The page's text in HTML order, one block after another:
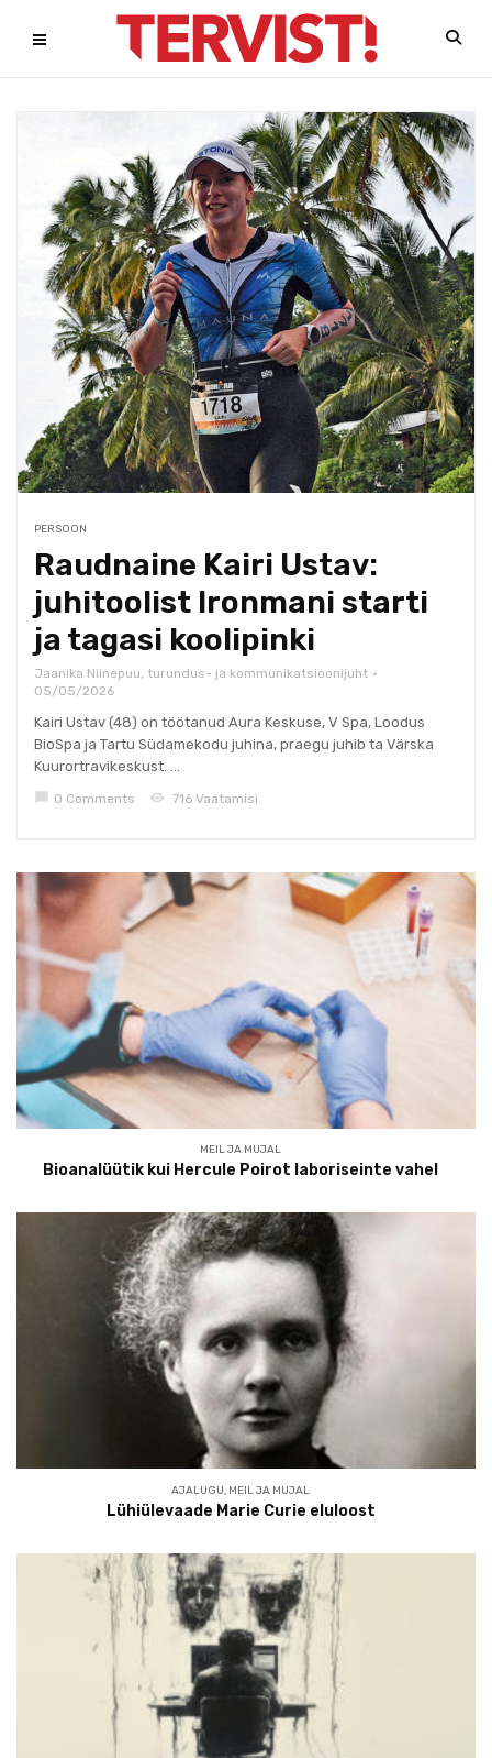
PERSOON
Raudnaine Kairi Ustav:
juhitoolist Ironmani starti
ja tagasi koolipinki
Jaanika Niinepuu, turundus- ja kommunikatsioonijuht
05/05/2026
Kairi Ustav (48) on töötanud Aura Keskuse, V Spa, Loodus
BioSpa ja Tartu Südamekodu juhina, praegu juhib ta Värska
Kuurortravikeskust. ...
0 Comments visibility 716 Vaatamisi
MEIL JA MUJAL
Bioanalüütik kui Hercule Poirot laboriseinte vahel
AJALUGU, MEIL JA MUJAL
Lühiülevaade Marie Curie eluloost